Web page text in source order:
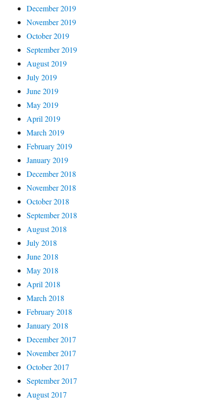
December 2019
November 2019
October 2019
September 2019
August 2019
July 2019
June 2019
May 2019
April 2019
March 2019
February 2019
January 2019
December 2018
November 2018
October 2018
September 2018
August 2018
July 2018
June 2018
May 2018
April 2018
March 2018
February 2018
January 2018
December 2017
November 2017
October 2017
September 2017
August 2017